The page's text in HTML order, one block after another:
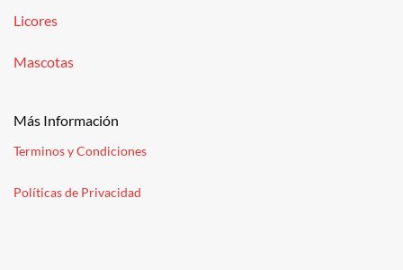
Licores
Mascotas
Más Información
Terminos y Condiciones
Políticas de Privacidad